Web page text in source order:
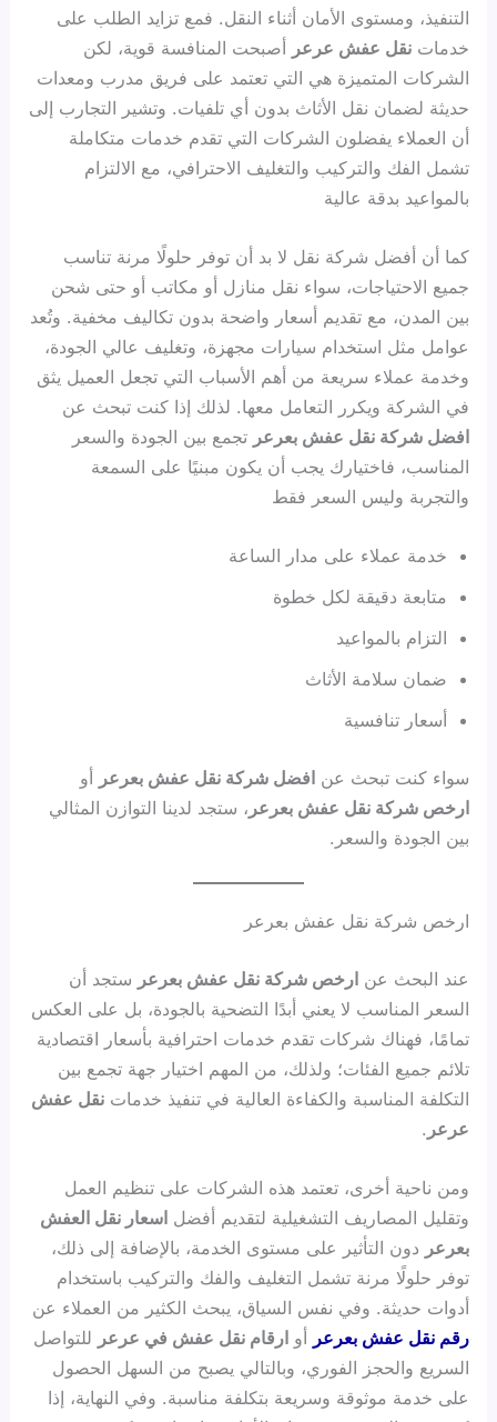
التنفيذ، ومستوى الأمان أثناء النقل. فمع تزايد الطلب على
خدماتنقل عفش عرعر أصبحت المنافسة قوية، لكن
الشركات المتميزة هي التي تعتمد على فريق مدرب ومعدات
حديثة لضمان نقل الأثاث بدون أي تلفيات. وتشير التجارب إلى
أن العملاء يفضلون الشركات التي تقدم خدمات متكاملة
تشمل الفك والتركيب والتغليف الاحترافي، مع الالتزام
بالمواعيد بدقة عالية
كما أن أفضل شركة نقل لا بد أن توفر حلولًا مرنة تناسب
جميع الاحتياجات، سواء نقل منازل أو مكاتب أو حتى شحن
بين المدن، مع تقديم أسعار واضحة بدون تكاليف مخفية. وتُعد
عوامل مثل استخدام سيارات مجهزة، وتغليف عالي الجودة،
وخدمة عملاء سريعة من أهم الأسباب التي تجعل العميل يثق
في الشركة ويكرر التعامل معها. لذلك إذا كنت تبحث عن
افضل شركة نقل عفش بعرعر تجمع بين الجودة والسعر
المناسب، فاختيارك يجب أن يكون مبنيًا على السمعة
والتجربة وليس السعر فقط
خدمة عملاء على مدار الساعة
متابعة دقيقة لكل خطوة
التزام بالمواعيد
ضمان سلامة الأثاث
أسعار تنافسية
سواء كنت تبحث عنافضل شركة نقل عفش بعرعر أو
ارخص شركة نقل عفش بعرعر ، ستجد لدينا التوازن المثالي
بين الجودة والسعر.
ارخص شركة نقل عفش بعرعر
عند البحث عنارخص شركة نقل عفش بعرعر ستجد أن
السعر المناسب لا يعني أبدًا التضحية بالجودة، بل على العكس
تمامًا، فهناك شركات تقدم خدمات احترافية بأسعار اقتصادية
تلائم جميع الفئات؛ ولذلك، من المهم اختيار جهة تجمع بين
التكلفة المناسبة والكفاءة العالية في تنفيذ خدماتنقل عفش
عرعر .
ومن ناحية أخرى، تعتمد هذه الشركات على تنظيم العمل
وتقليل المصاريف التشغيلية لتقديم أفضلاسعار نقل العفش
بعرعر دون التأثير على مستوى الخدمة، بالإضافة إلى ذلك،
توفر حلولًا مرنة تشمل التغليف والفك والتركيب باستخدام
أدوات حديثة. وفي نفس السياق، يبحث الكثير من العملاء عن
رقم نقل عفش بعرعر أوارقام نقل عفش في عرعر للتواصل
السريع والحجز الفوري، وبالتالي يصبح من السهل الحصول
على خدمة موثوقة وسريعة بتكلفة مناسبة. وفي النهاية، إذا